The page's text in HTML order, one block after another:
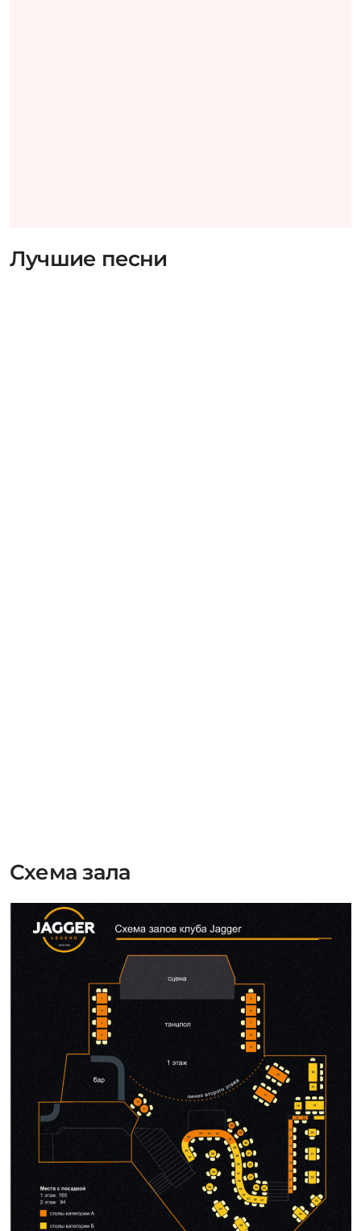
Лучшие песни
Схема зала